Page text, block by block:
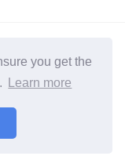
you get the
Learn more
sivusto